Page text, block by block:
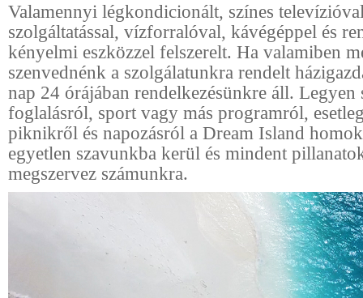
Valamennyi légkondicionált, színes
szolgáltatással, vízforralóval, kávégéppel és
kényelmi eszközzel felszerelt. Ha valamiben
szenvednénk a szolgálatunkra rendelt
nap 24 órájában rendelkezésünkre áll. Legyen
foglalásról, sport vagy más programról,
piknikről és napozásról a Dream Island
egyetlen szavunkba kerül és mindent
megszervez számunkra.